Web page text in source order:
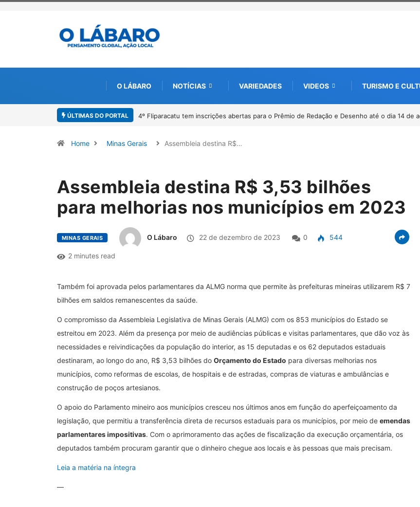
O LÁBARO NOTÍCIAS VARIEDADES VIDEOS TURISMO E
ÚLTIMAS DO PORTAL4º Fliparacatu tem inscrições abertas para o Prêmio de Redação e Desenho até o dia 14 de
Home Minas Gerais Assembleia destina R$…
Assembleia destina R$ 3,53 bilhões
para melhorias nos municípios em 2023
MINAS GERAIS O Lábaro 22 de dezembro de 2023 0 544
2 minutes read
Também foi aprovada pelos parlamentares da ALMG norma que permite às prefeituras mineiras utilizarem R$ 7
bilhões em saldos remanescentes da saúde.
O compromisso da Assembleia Legislativa de Minas Gerais (ALMG) com os 853 municípios do Estado se
estreitou em 2023. Além da presença por meio de audiências públicas e visitas parlamentares, que dão voz às
necessidades e reivindicações da população do interior, as 15 deputadas e os 62 deputados estaduais
destinaram, ao longo do ano, R$ 3,53 bilhões do Orçamento do Estado para diversas melhorias nos
municípios, como reformas de escolas, de hospitais e de estradas, compras de viaturas e ambulâncias e
construção de poços artesianos.
O apoio do Parlamento mineiro aos municípios cresceu nos últimos anos em função do aperfeiçoamento da
legislação, que permitiu a transferência direta de recursos estaduais para os municípios, por meio de emendas
parlamentares impositivas. Com o aprimoramento das ações de fiscalização da execução orçamentária, os
deputados também procuram garantir que o dinheiro chegue aos locais e às pessoas que mais precisam.
Leia a matéria na íntegra
—